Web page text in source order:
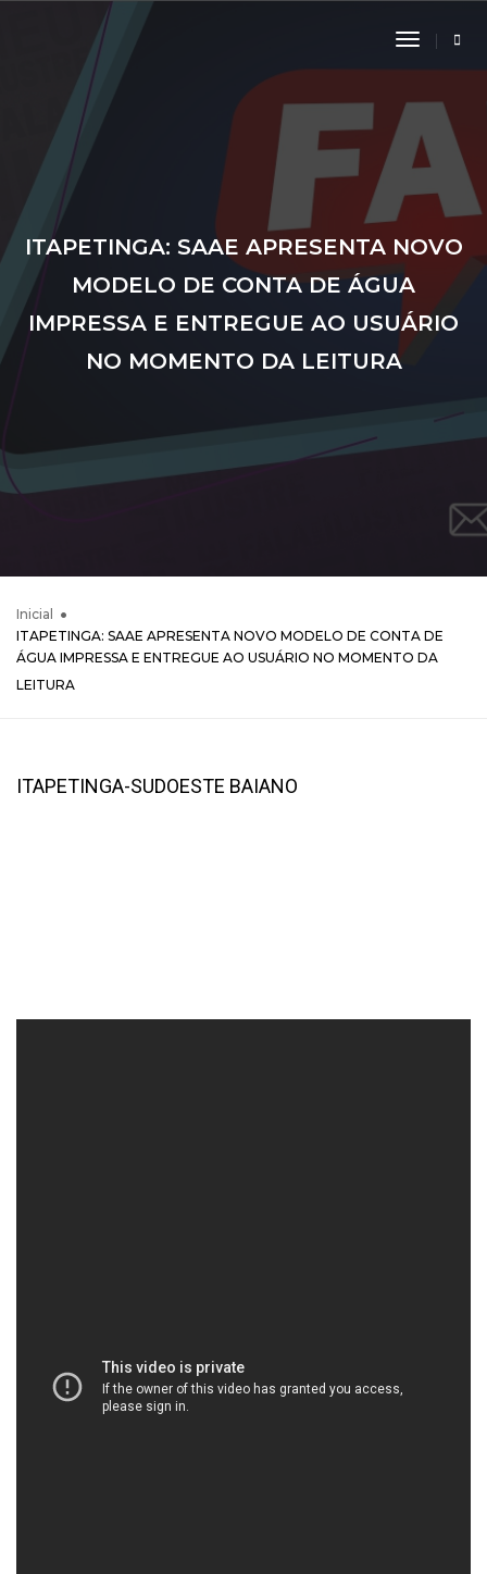
Toggle
ITAPETINGA: SAAE APRESENTA NOVO
MODELO DE CONTA DE ÁGUA
IMPRESSA E ENTREGUE AO USUÁRIO
NO MOMENTO DA LEITURA
Inicial
ITAPETINGA: SAAE APRESENTA NOVO MODELO DE CONTA DE
ÁGUA IMPRESSA E ENTREGUE AO USUÁRIO NO MOMENTO DA
LEITURA
ITAPETINGA-SUDOESTE BAIANO